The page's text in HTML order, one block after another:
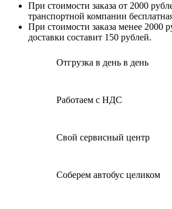
При стоимости заказа от 2000
транспортной компании
При стоимости заказа менее 2000
доставки составит 150 рублей.
Отгрузка в день в день
Работаем с НДС
Свой сервисный центр
Соберем автобус целиком